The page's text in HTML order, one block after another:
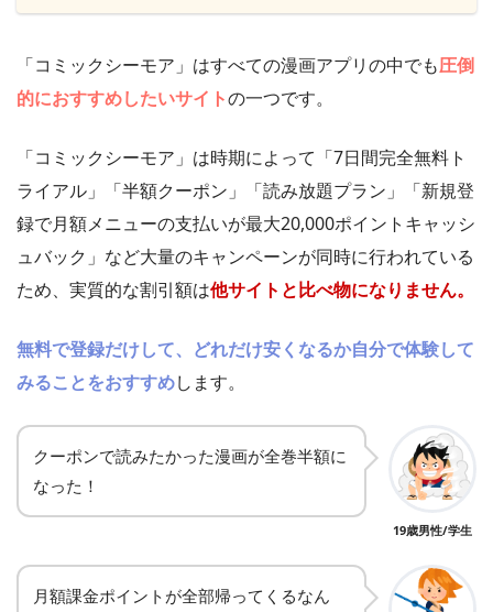
「コミックシーモア」はすべての漫画アプリの中でも圧倒
的におすすめしたいサイトの一つです。
「コミックシーモア」は時期によって「7日間完全無料ト
ライアル」「半額クーポン」「読み放題プラン」「新規登
録で月額メニューの支払いが最大20,000ポイントキャッシ
ュバック」など大量のキャンペーンが同時に行われている
ため、実質的な割引額は他サイトと比べ物になりません。
無料で登録だけして、どれだけ安くなるか自分で体験して
みることをおすすめします。
クーポンで読みたかった漫画が全巻半額に
なった！
19歳男性/学生
月額課金ポイントが全部帰ってくるなん